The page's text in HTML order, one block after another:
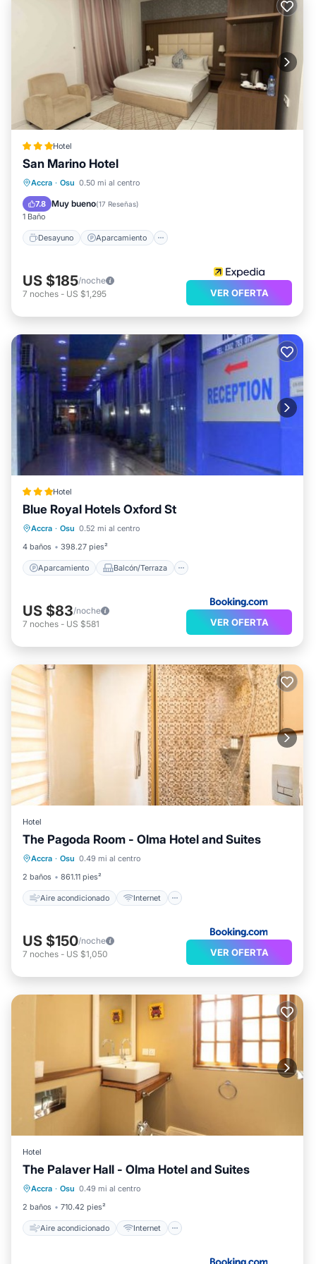
Hotel
San Marino Hotel
Accra · Osu 0.50 mi al centro
7.8 Muy bueno(17 Reseñas)
1 Baño
Desayuno Aparcamiento
Desayuno Aparcamiento
Cocina
US $185/noche
7 noches - US $1,295 VER OFERTA
Hotel
Blue Royal Hotels Oxford St
Accra · Osu 0.52 mi al centro
4 baños
398.27 pies²
Aparcamiento Balcón/Terraza
Aparcamiento
Balcón/Terraza
Aire acondicionado
US $83/noche
7 noches - US $581 VER OFERTA
Hotel
The Pagoda Room - Olma Hotel and Suites
Accra · Osu 0.49 mi al centro
2 baños
861.11 pies²
Aire acondicionado Internet
Aire acondicionado
Internet
Se admiten mascotas
US $150/noche
7 noches - US $1,050 VER OFERTA
Hotel
The Palaver Hall - Olma Hotel and Suites
Accra · Osu 0.49 mi al centro
2 baños
710.42 pies²
Aire acondicionado Internet
Aire acondicionado
Internet
Se admiten mascotas